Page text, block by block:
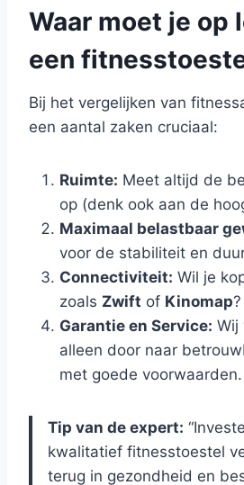
Waar moet je op
een
Bij het vergelijken van
een aantal zaken cruciaal:
Ruimte: Meet altijd de
op (denk ook aan de
Maximaal belastbaar
voor de stabiliteit en
Connectiviteit: Wil je
zoals Zwift of Kinomap?
Garantie en Service: Wij
alleen door naar
met goede voorwaarden.
Tip van de expert:
kwalitatief fitnesstoestel
terug in gezondheid en